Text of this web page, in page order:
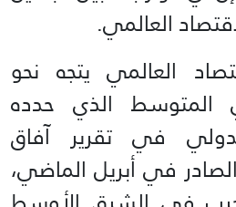
العالمي.
العالمي يتجه نحو
المتوسط الذي حدده
في تقرير آفاق
في أبريل الماضي،